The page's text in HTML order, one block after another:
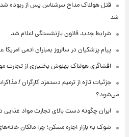
قتل هولناک مداح سرشناس پس از ربوده
شد
شرایط جدید قانون بازنشستگی اعلام شد
پیام پزشکیان در سالروز بمباران اتمی آمریکا
افشاگری هولناک بهنوش بختیاری از
جزئیات تازه از ترمیم دستمزد کارگران /
می‌شود؟
ایران چگونه دست بالای تجارت مواد غذایی
شوک به بازار اجاره مسکن؛ چرا مالکان